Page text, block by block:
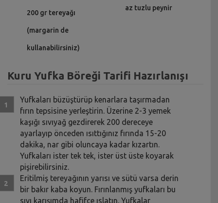
200 gr tereyağı
(margarin de
kullanabilirsiniz)
az tuzlu peynir
Kuru Yufka Böreği Tarifi Hazırlanışı
Yufkaları büzüştürüp kenarlara taşırmadan
fırın tepsisine yerleştirin. Üzerine 2-3 yemek
kaşığı sıvıyağ gezdirerek 200 dereceye
ayarlayıp önceden ısıttığınız fırında 15-20
dakika, nar gibi oluncaya kadar kızartın.
Yufkaları ister tek tek, ister üst üste koyarak
pişirebilirsiniz.
Eritilmiş tereyağının yarısı ve sütü varsa derin
bir bakır kaba koyun. Fırınlanmış yufkaları bu
sıvı karışımda hafifçe ıslatın. Yufkalar